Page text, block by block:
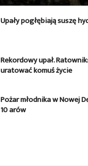
Upały pogłębiają suszę
Rekordowy upał.
uratować komuś życie
Pożar młodnika w Nowej
10 arów